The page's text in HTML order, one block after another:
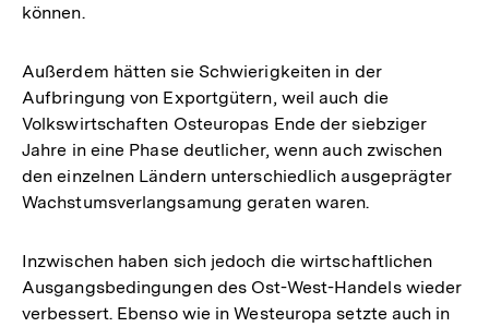
können.
Außerdem hätten sie Schwierigkeiten in der
Aufbringung von Exportgütern, weil auch die
Volkswirtschaften Osteuropas Ende der siebziger
Jahre in eine Phase deutlicher, wenn auch zwischen
den einzelnen Ländern unterschiedlich ausgeprägter
Wachstumsverlangsamung geraten waren.
Inzwischen haben sich jedoch die wirtschaftlichen
Ausgangsbedingungen des Ost-West-Handels wieder
verbessert. Ebenso wie in Westeuropa setzte auch in